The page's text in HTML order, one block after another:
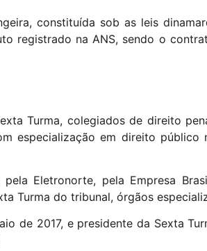
constituída sob as leis
registrado na ANS, sendo o
Turma, colegiados de direito
especialização em direito público
Eletronorte, pela Empresa
Turma do tribunal, órgãos
de 2017, e presidente da Sexta